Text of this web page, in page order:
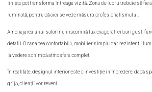
liniște pot transforma întreaga vizită. Zona de lucru trebuie să fie
luminată, pentru că aici se vede măsura profesionalismului.
Amenajarea unui salon nu înseamnă lux exagerat, ci bun gust,
detalii. O canapea confortabilă, mobilier simplu dar rezistent,
la vedere schimbă atmosfera complet.
În realitate, designul interior este o investiție în încredere: dacă
grijă, clienții vor reveni.